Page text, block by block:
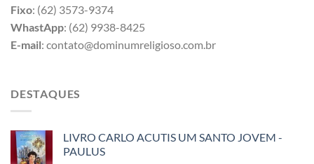
Fixo: (62) 3573-9374
WhastApp: (62) 9938-8425
E-mail: contato@dominumreligioso.com.br
DESTAQUES
LIVRO CARLO ACUTIS UM SANTO JOVEM -
PAULUS